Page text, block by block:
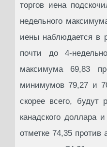
торгов иена
недельного
иены наблюдается в
почти до 4-
максимума 69,83
минимумов 79,27 и
скорее всего, будут
канадского доллара
отметке 74,35 против